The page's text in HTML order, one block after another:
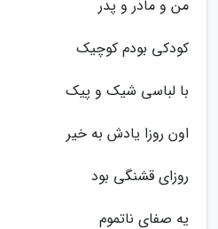
من و مادر و پدر
کودکی بودم کوچیک
با لباسی شیک و پیک
اون روزا یادش به خیر
روزای قشنگی بود
یه صفای ناتموم